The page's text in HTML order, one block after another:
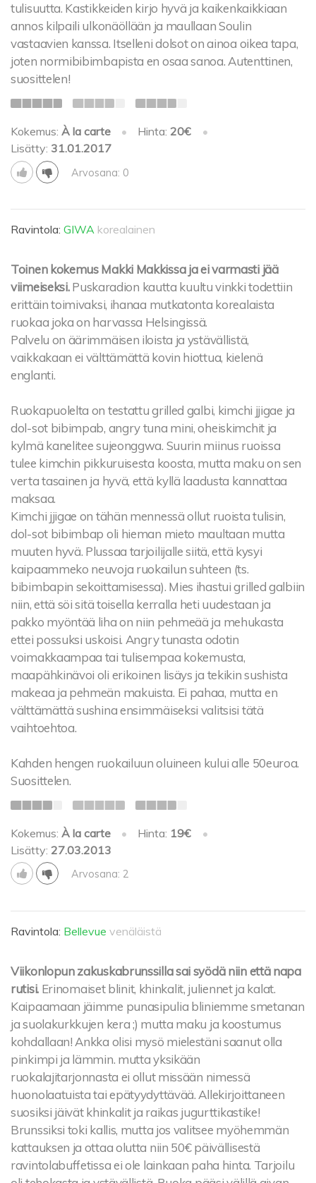
tulisuutta. Kastikkeiden kirjo hyvä ja kaikenkaikkiaan
annos kilpaili ulkonäöllään ja maullaan Soulin
vastaavien kanssa. Itselleni dolsot on ainoa oikea tapa,
joten normibibimbapista en osaa sanoa. Autenttinen,
suosittelen!
Kokemus: À la carte • Hinta: 20€
•
Lisätty: 31.01.2017
Arvosana: 0
Ravintola: GIWA korealainen
Toinen kokemus Makki Makkissa ja ei varmasti jää
viimeiseksi. Puskaradion kautta kuultu vinkki todettiin
erittäin toimivaksi, ihanaa mutkatonta korealaista
ruokaa joka on harvassa Helsingissä.
Palvelu on äärimmäisen iloista ja ystävällistä,
vaikkakaan ei välttämättä kovin hiottua, kielenä
englanti.
Ruokapuolelta on testattu grilled galbi, kimchi jjigae ja
dol-sot bibimpab, angry tuna mini, oheiskimchit ja
kylmä kanelitee sujeonggwa. Suurin miinus ruoissa
tulee kimchin pikkuruisesta koosta, mutta maku on sen
verta tasainen ja hyvä, että kyllä laadusta kannattaa
maksaa.
Kimchi jjigae on tähän mennessä ollut ruoista tulisin,
dol-sot bibimbap oli hieman mieto maultaan mutta
muuten hyvä. Plussaa tarjoilijalle siitä, että kysyi
kaipaammeko neuvoja ruokailun suhteen (ts.
bibimbapin sekoittamisessa). Mies ihastui grilled galbiin
niin, että söi sitä toisella kerralla heti uudestaan ja
pakko myöntää liha on niin pehmeää ja mehukasta
ettei possuksi uskoisi. Angry tunasta odotin
voimakkaampaa tai tulisempaa kokemusta,
maapähkinävoi oli erikoinen lisäys ja tekikin sushista
makeaa ja pehmeän makuista. Ei pahaa, mutta en
välttämättä sushina ensimmäiseksi valitsisi tätä
vaihtoehtoa.
Kahden hengen ruokailuun oluineen kului alle 50euroa.
Suosittelen.
Kokemus: À la carte • Hinta: 19€
•
Lisätty: 27.03.2013
Arvosana: 2
Ravintola: Bellevue venäläistä
Viikonlopun zakuskabrunssilla sai syödä niin että napa
rutisi. Erinomaiset blinit, khinkalit, juliennet ja kalat.
Kaipaamaan jäimme punasipulia bliniemme smetanan
ja suolakurkkujen kera ;) mutta maku ja koostumus
kohdallaan! Ankka olisi mysö mielestäni saanut olla
pinkimpi ja lämmin. mutta yksikään
ruokalajitarjonnasta ei ollut missään nimessä
huonolaatuista tai epätyydyttävää. Allekirjoittaneen
suosiksi jäivät khinkalit ja raikas jugurttikastike!
Brunssiksi toki kallis, mutta jos valitsee myöhemmän
kattauksen ja ottaa olutta niin 50€ päivällisestä
ravintolabuffetissa ei ole lainkaan paha hinta. Tarjoilu